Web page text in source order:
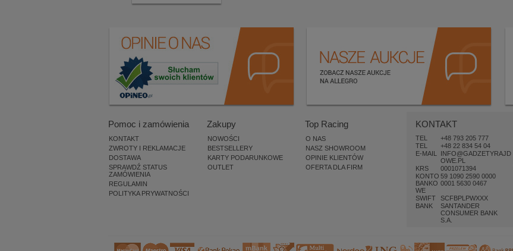
Pomoc i zamówienia
KONTAKT
ZWROTY I REKLAMACJE
DOSTAWA
SPRAWDŹ STATUS
ZAMÓWIENIA
REGULAMIN
POLITYKA PRYWATNOŚCI
Zakupy
NOWOŚCI
BESTSELLERY
KARTY PODARUNKOWE
OUTLET
Top Racing
O NAS
NASZ SHOWROOM
OPINIE KLIENTÓW
OFERTA DLA FIRM
KONTAKT
TEL
+48 793 205 777
TEL
+48 22 834 54 04
E-MAIL
INFO@GADZETYRAJD
OWE.PL
KRS
0001071394
KONTO
BANKO
WE
59 1090 2590 0000
0001 5630 0467
SWIFT
SCFBPLPWXXX
BANK
SANTANDER
CONSUMER BANK
S.A.